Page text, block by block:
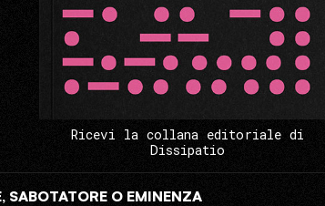
Ricevi la collana editoriale di
Dissipatio
SABOTATORE O EMINENZA